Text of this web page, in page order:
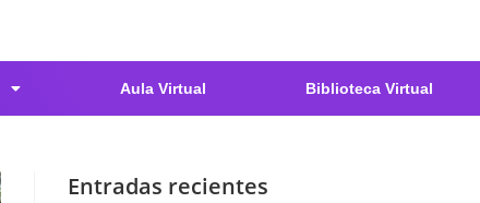
Aula Virtual Biblioteca Virtual
Entradas recientes